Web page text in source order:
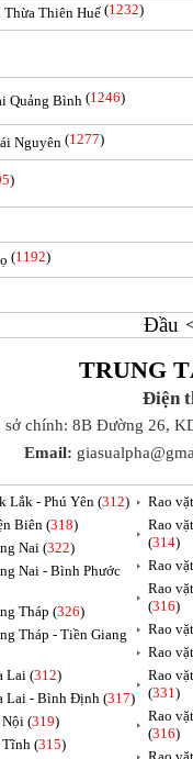
Thiên Huế (1232)
Quảng Bình (1246)
Nguyên (1277)
)
(1192)
Đầu
TRUNG
Điện
sở chính: 8B Đường 26,
Email:
Lắk - Phú Yên (312)
Biên (318)
Nai (322)
Nai - Bình Phước
Tháp (326)
Tháp - Tiền Giang
Lai (312)
Lai - Bình Định (317)
Nội (319)
Tĩnh (315)
Rao
Rao
(314)
Rao
Rao
(316)
Rao
Rao
Rao
(331)
Rao
(316)